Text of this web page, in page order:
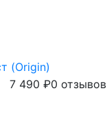
(Origin)
7 490 ₽0 отзывов